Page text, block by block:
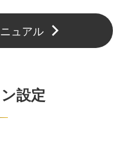
期設定
ンス設定
ュアル
設定